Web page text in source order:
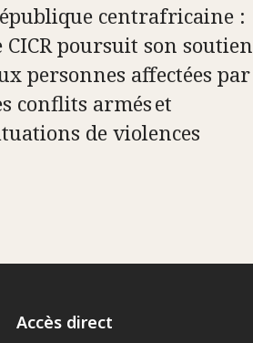
centrafricaine :
CICR poursuit son soutien
personnes affectées par
conflits armés et
de violences
Accès direct